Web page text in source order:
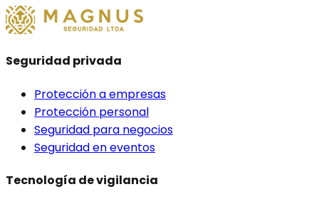
Seguridad privada
Protección a empresas
Protección personal
Seguridad para negocios
Seguridad en eventos
Tecnología de vigilancia